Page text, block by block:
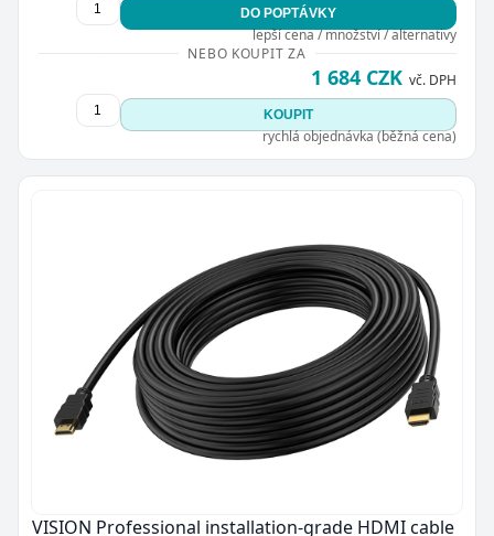
DO POPTÁVKY
lepší cena / množství / alternativy
NEBO KOUPIT ZA
1 684 CZK vč. DPH
KOUPIT
rychlá objednávka (běžná cena)
VISION Professional installation-grade HDMI cable